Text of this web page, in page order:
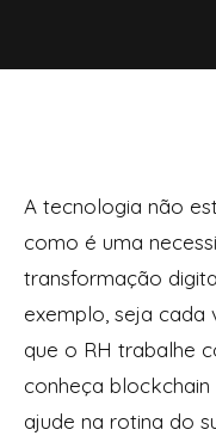
A tecnologia não
como é uma
transformação
exemplo, seja cada
que o RH trabalhe
conheça
ajude na rotina do